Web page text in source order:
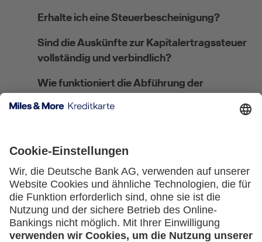
Erhalte ich eine Steuerbescheinigung?
Sind die Auskünfte zur Kapitalertragssteuer
vollständig und verbindlich?
Wie funktioniert die Abführung der
Kirchensteuer?
Welches Verfahren gilt für
Steuerausländer:innen?
Was kann ich tun, wenn ich über eine
Umsatzanfrage informiert werde, die ich
nicht veranlasst habe?